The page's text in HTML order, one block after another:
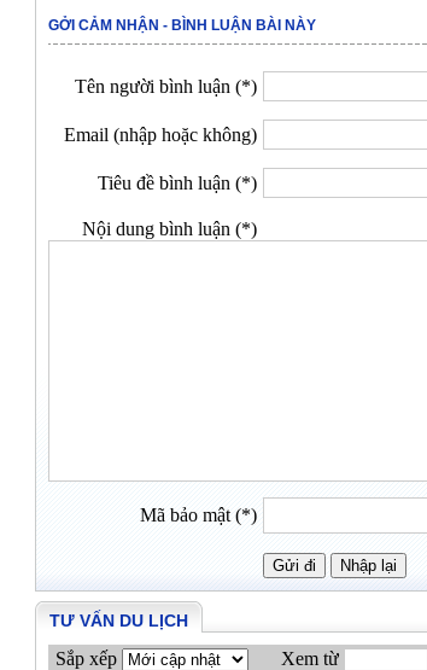
GỞI CẢM NHẬN - BÌNH LUẬN BÀI NÀY
Tên người bình luận (*)
Email (nhập hoặc không)
Tiêu đề bình luận (*)
Nội dung bình luận (*)
Mã bảo mật (*)
TƯ VẤN DU LỊCH
Sắp xếp Xem từ